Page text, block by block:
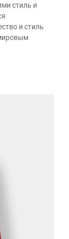
стиль и
и стиль